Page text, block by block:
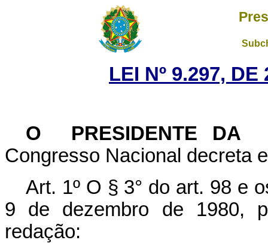
LEI Nº 9.297,
O PRESIDENTE DA
Congresso Nacional decreta
Art. 1º O § 3° do art. 98 e
9 de dezembro de 1980,
redação: